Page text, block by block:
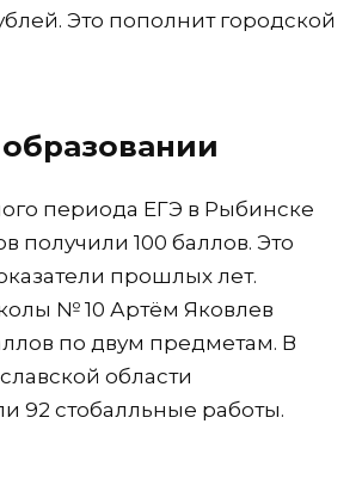
Это пополнит городской
периода ЕГЭ в Рыбинске
получили 100 баллов. Это
прошлых лет.
№ 10 Артём Яковлев
по двум предметам. В
области
92 стобалльные работы.